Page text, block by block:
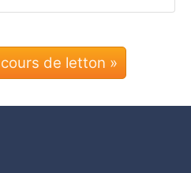
de letton »